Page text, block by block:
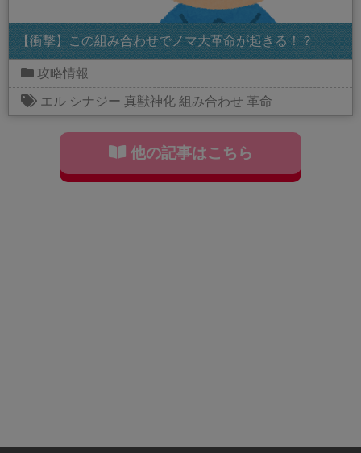
【衝撃】この組み合わせでノマ大革命が起きる！？
攻略情報
エル シナジー 真獣神化 組み合わせ 革命
他の記事はこちら